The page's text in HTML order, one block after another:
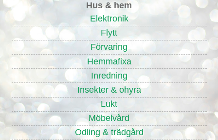
Hus & hem
Elektronik
Flytt
Förvaring
Hemmafixa
Inredning
Insekter & ohyra
Lukt
Möbelvård
Odling & trädgård